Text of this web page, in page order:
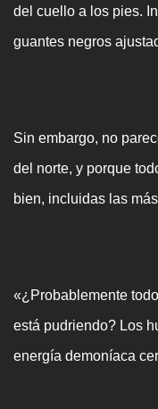
del cuello a los pies.
guantes negros
Sin embargo, no
del norte, y porque
bien, incluidas las
«¿Probablemente
está pudriendo? Los
energía demoníaca